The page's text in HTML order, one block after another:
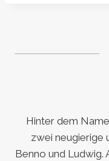
Hinter dem
zwei neugierige
Benno und Ludwig.